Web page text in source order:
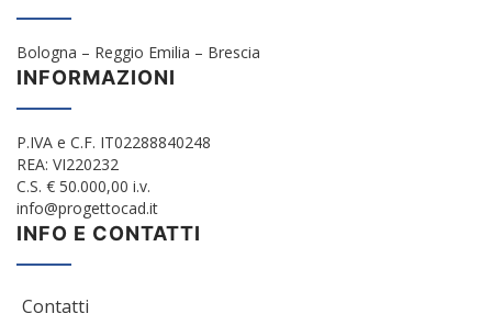
Bologna – Reggio Emilia – Brescia
INFORMAZIONI
P.IVA e C.F. IT02288840248
REA: VI220232
C.S. € 50.000,00 i.v.
info@progettocad.it
INFO E CONTATTI
Contatti